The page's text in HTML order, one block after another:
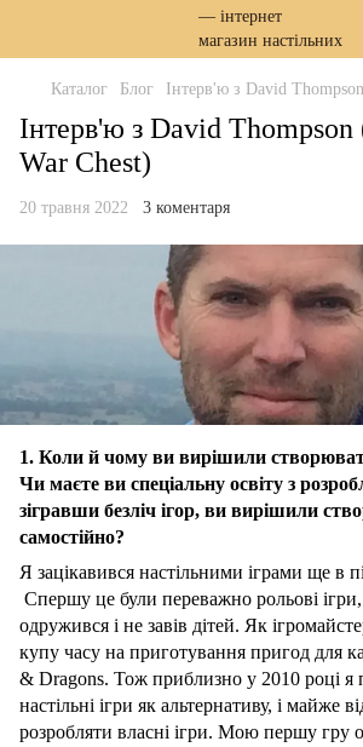
Каталог Блог Інтерв'ю з David
Інтерв'ю з David Thompson
War Chest)
20 травня 2022 3 коментаря
1. Коли й чому ви вирішили
Чи маєте ви спеціальну освіту з
зігравши безліч ігор, ви вирішили
самостійно?
Я зацікавився настільними іграми ще в
Спершу це були переважно рольові
одружився і не завів дітей. Як
купу часу на приготування пригод для
& Dragons. Тож приблизно у 2010 році я
настільні ігри як альтернативу, і майже
розробляти власні ігри. Мою першу гру